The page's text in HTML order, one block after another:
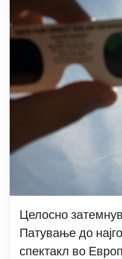
Целосно
Патување до
спектакл во